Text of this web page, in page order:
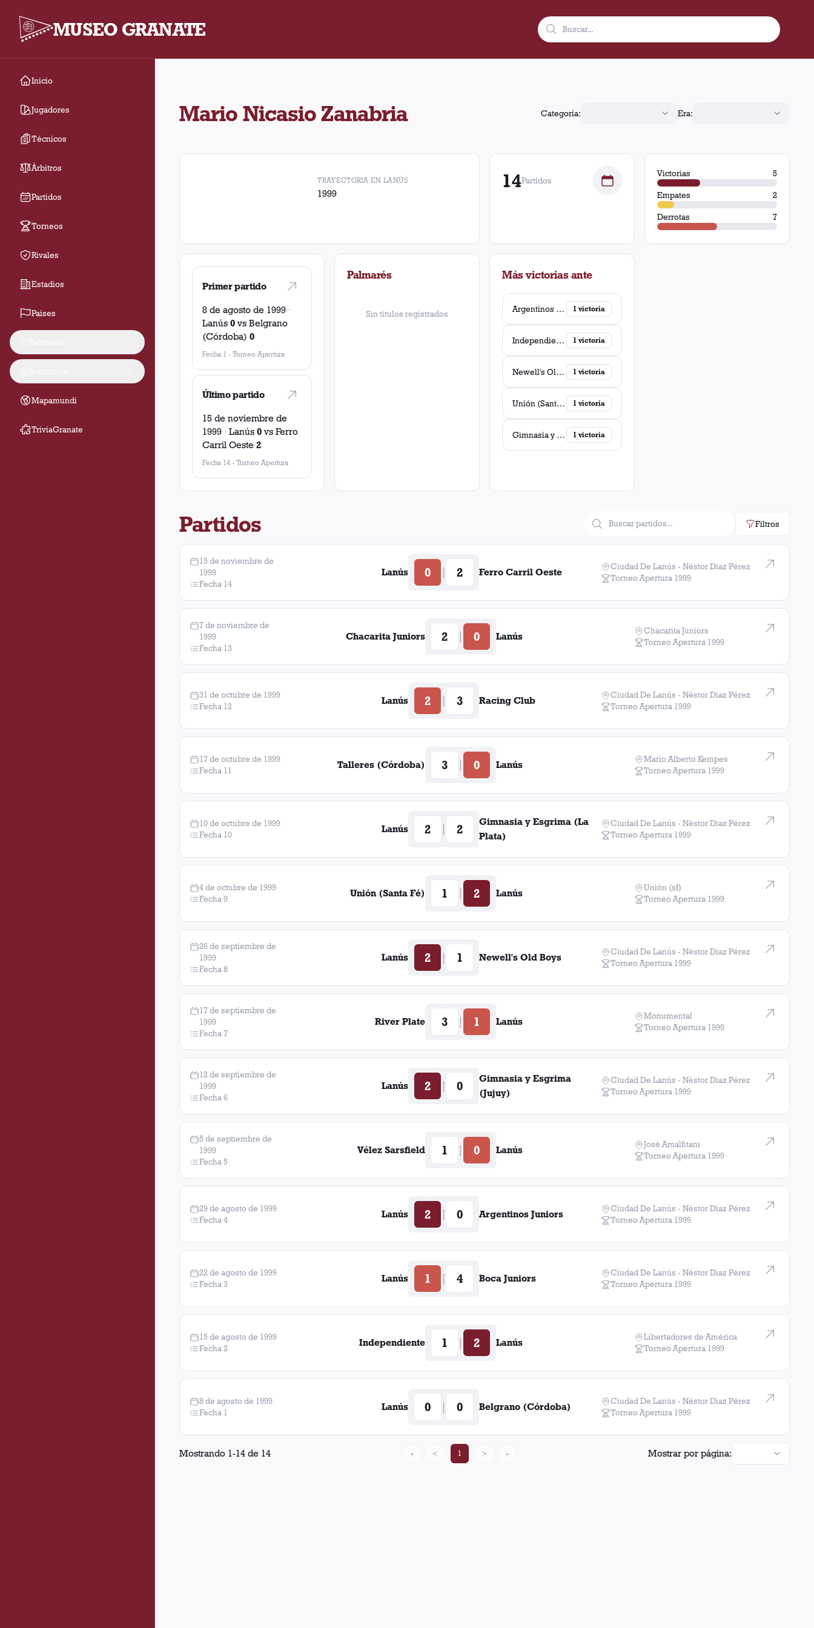
MUSEO GRANATE
Inicio
Jugadores
Técnicos
Árbitros
Partidos
Torneos
Rivales
Estadios
Países
Mapamundi
TriviaGranate
Mario Nicasio Zanabria Categoría: Era:
TRAYECTORIA EN LANÚS
1999
14Partidos
Victorias 5
Empates 2
Derrotas 7
Primer partido
8 de agosto de 1999 ·
Lanús 0vs Belgrano
(Córdoba) 0
Fecha 1 - Torneo Apertura
Último partido
15 de noviembre de
1999 · Lanús 0vs Ferro
Carril Oeste 2
Fecha 14 - Torneo Apertura
Palmarés
Sin títulos registrados
Más victorias ante
Argentinos Juniors 1 victoria
Independiente 1 victoria
Newell's Old Boys 1 victoria
Unión (Santa Fé) 1 victoria
Gimnasia y Esgrima (Jujuy) 1 victoria
Partidos Filtros
15 de noviembre de
1999
Fecha 14
Lanús 0 2 Ferro Carril Oeste
Ciudad De Lanús - Néstor Diaz Pérez
Torneo Apertura 1999
7 de noviembre de
1999
Fecha 13
Chacarita Juniors 2 0 Lanús
Chacarita Juniors
Torneo Apertura 1999
31 de octubre de 1999
Fecha 12
Lanús 2 3 Racing Club
Ciudad De Lanús - Néstor Diaz Pérez
Torneo Apertura 1999
17 de octubre de 1999
Fecha 11
Talleres (Córdoba) 3 0 Lanús
Mario Alberto Kempes
Torneo Apertura 1999
10 de octubre de 1999
Fecha 10
Lanús 2 2
Gimnasia y Esgrima (La
Plata)
Ciudad De Lanús - Néstor Diaz Pérez
Torneo Apertura 1999
4 de octubre de 1999
Fecha 9
Unión (Santa Fé) 1 2 Lanús
Unión (sf)
Torneo Apertura 1999
26 de septiembre de
1999
Fecha 8
Lanús 2 1 Newell's Old Boys
Ciudad De Lanús - Néstor Diaz Pérez
Torneo Apertura 1999
17 de septiembre de
1999
Fecha 7
River Plate 3 1 Lanús
Monumental
Torneo Apertura 1999
12 de septiembre de
1999
Fecha 6
Lanús 2 0
Gimnasia y Esgrima
(Jujuy)
Ciudad De Lanús - Néstor Diaz Pérez
Torneo Apertura 1999
5 de septiembre de
1999
Fecha 5
Vélez Sarsfield 1 0 Lanús
José Amalfitani
Torneo Apertura 1999
29 de agosto de 1999
Fecha 4
Lanús 2 0 Argentinos Juniors
Ciudad De Lanús - Néstor Diaz Pérez
Torneo Apertura 1999
22 de agosto de 1999
Fecha 3
Lanús 1 4 Boca Juniors
Ciudad De Lanús - Néstor Diaz Pérez
Torneo Apertura 1999
15 de agosto de 1999
Fecha 2
Independiente 1 2 Lanús
Libertadores de América
Torneo Apertura 1999
8 de agosto de 1999
Fecha 1
Lanús 0 0 Belgrano (Córdoba)
Ciudad De Lanús - Néstor Diaz Pérez
Torneo Apertura 1999
Mostrando 1-14 de 14 « < 1 > » Mostrar por página: